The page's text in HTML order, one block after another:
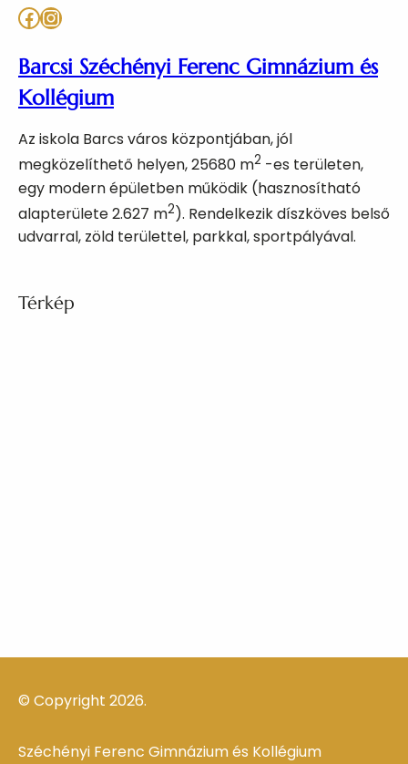
Facebook Instagram
Barcsi Széchényi Ferenc Gimnázium és
Kollégium
Az iskola Barcs város központjában, jól
megközelíthető helyen, 25680 m2 -es területen,
egy modern épületben működik (hasznosítható
alapterülete 2.627 m2). Rendelkezik díszköves belső
udvarral, zöld területtel, parkkal, sportpályával.
Térkép
© Copyright 2026.
Széchényi Ferenc Gimnázium és Kollégium